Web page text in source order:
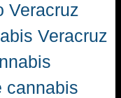
Veracruz
Veracruz
cannabis